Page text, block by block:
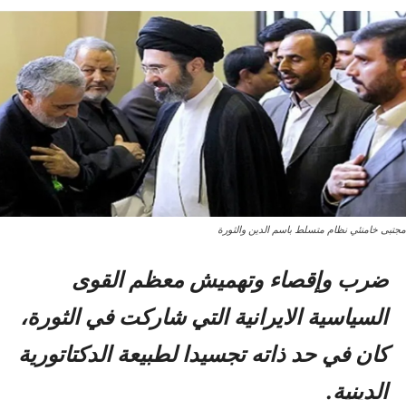
مجتبى خامنئي نظام متسلط باسم الدين والثورة
ضرب وإقصاء وتهميش معظم القوى
السياسية الايرانية التي شاركت في الثورة،
كان في حد ذاته تجسيدا لطبيعة الدكتاتورية
الدينية.